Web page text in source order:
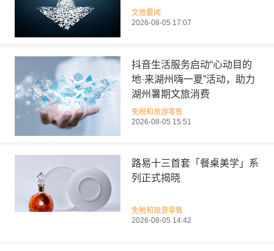
文旅要闻
2026-08-05 17:07
抖音生活服务启动“心动目的
地·来湖州嗨一夏”活动，助力
湖州暑期文旅消费
免税和旅游零售
2026-08-05 15:51
路易十三首套「餐桌美学」系
列正式揭晓
免税和旅游零售
2026-08-05 14:42